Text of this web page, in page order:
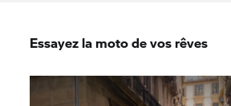
Essayez la moto de vos rêves